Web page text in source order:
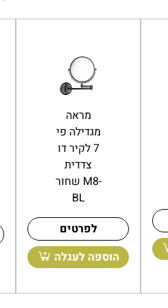
מברשת
אסלה
לקיר
ROUND
שחור מט
לפרטים
הוספה לעגלה